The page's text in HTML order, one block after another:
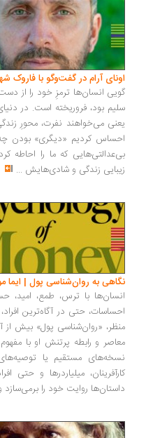
آرام در گفت‌وگو با فاروک شهیچ‭
انسان‌ها ترمزِ خود را از دست
بود، فروریخته است. در دنیای
می‌خواهند نفرت، محورِ
کردیم «دیگری» بودن چه
که ما را احاطه
زندگی و شادی‌هایش...
به روان‌شناسی پول | ایما
با ترس، طمع، امید، حسرت
حتی در آگاه‌ترین افراد،
«روان‌شناسی پول» بیش از آنکه
و رابطه پرتنش او با مفهوم ثروت
مستقیم یا توصیه‌های
میلیاردرها و حتی افراد
روایت خود را برمی‌سازد و بحث